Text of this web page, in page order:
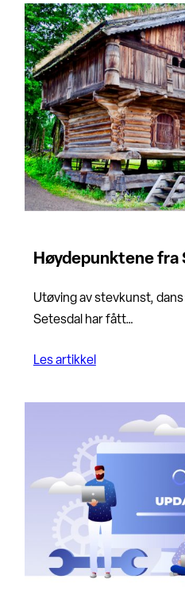
Høydepunktene
Utøving av stevkunst,
Setesdal har fått…
Les artikkel